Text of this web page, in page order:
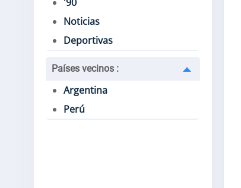
Noticias
Deportivas
Países vecinos :
Argentina
Perú